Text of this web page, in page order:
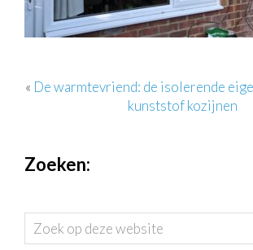
« De warmtevriend: de isolerende
kunststof kozijnen
Zoeken:
Zoek
op